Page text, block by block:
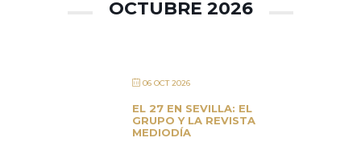
OCTUBRE 2026
06 OCT 2026
EL 27 EN SEVILLA: EL
GRUPO Y LA REVISTA
MEDIODÍA